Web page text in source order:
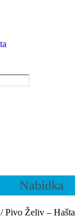
Nabídka
/ Pivo Želiv –